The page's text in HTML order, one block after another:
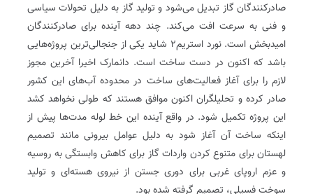
صادرکنندگان گاز تبدیل می‌شود و تولید گاز به دلیل تحولات سیاسی
و فنی به سرعت افت می‌کند. چند دهه آینده برای صادرکنندگان
امیدبخش است. نورد استریم۲ شاید یکی از جنجالی‌ترین پروژه‌هایی
باشد که اکنون در دست ساخت است. دانمارک اخیرا آخرین مجوز
لازم را برای آغاز فعالیت‌های ساخت در محدوده آب‌های این کشور
صادر کرده و تحلیلگران اکنون موافق هستند که طولی نخواهد کشد
این پروژه تکمیل شود. در واقع آینده این خط لوله مدت‌ها پیش از
اینکه ساخت آن آغاز شود به دلیل عوامل بیرونی مانند تصمیم
لهستان برای متنوع کردن واردات گاز برای کاهش وابستگی به روسیه
و عزم اروپای غربی برای دوری جستن از نیروی هسته‌ای و تولید
سوخت فسیلی، تصمیم گرفته شده بود.